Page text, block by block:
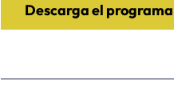
Descarga el programa